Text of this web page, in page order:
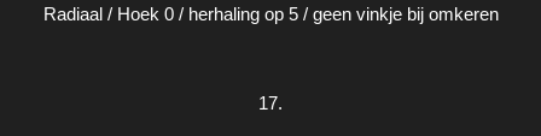
Radiaal / Hoek 0 / herhaling op 5 / geen vinkje bij omkeren
17.